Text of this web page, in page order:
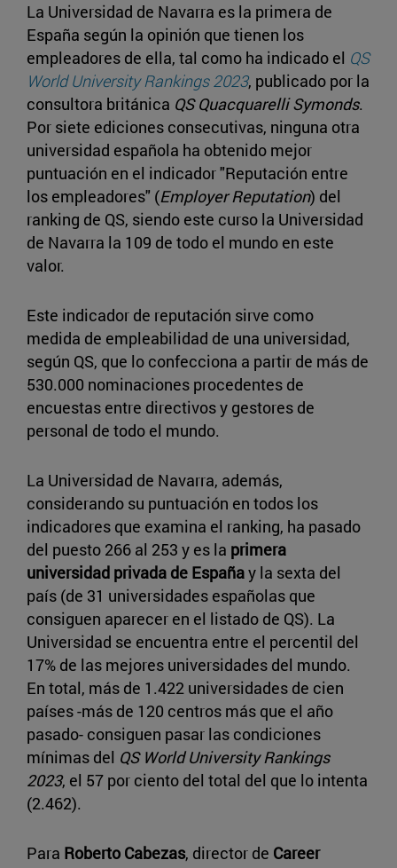
La Universidad de Navarra es la primera de
España según la opinión que tienen los
empleadores de ella, tal como ha indicado el QS
World University Rankings 2023, publicado por la
consultora británica QS Quacquarelli Symonds.
Por siete ediciones consecutivas, ninguna otra
universidad española ha obtenido mejor
puntuación en el indicador "Reputación entre
los empleadores" (Employer Reputation) del
ranking de QS, siendo este curso la Universidad
de Navarra la 109 de todo el mundo en este
valor.
Este indicador de reputación sirve como
medida de empleabilidad de una universidad,
según QS, que lo confecciona a partir de más de
530.000 nominaciones procedentes de
encuestas entre directivos y gestores de
personal de todo el mundo.
La Universidad de Navarra, además,
considerando su puntuación en todos los
indicadores que examina el ranking, ha pasado
del puesto 266 al 253 y es la primera
universidad privada de Españay la sexta del
país (de 31 universidades españolas que
consiguen aparecer en el listado de QS). La
Universidad se encuentra entre el percentil del
17% de las mejores universidades del mundo.
En total, más de 1.422 universidades de cien
países -más de 120 centros más que el año
pasado- consiguen pasar las condiciones
mínimas del QS World University Rankings
2023, el 57 por ciento del total del que lo intenta
(2.462).
Para Roberto Cabezas, director de Career